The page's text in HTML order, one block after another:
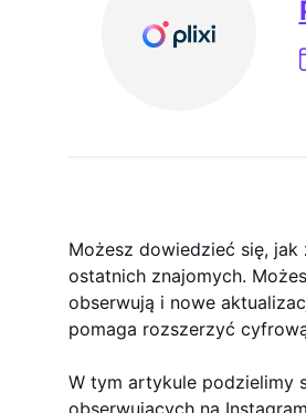
Możesz dowiedzieć się,
ostatnich znajomych.
obserwują i nowe
pomaga rozszerzyć
W tym artykule podzielimy
obserwujących na